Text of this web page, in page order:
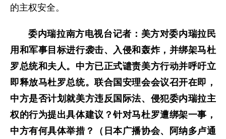
的主权安全。
委内瑞拉南方电视台记者：美方对委内瑞拉民
用和军事目标进行袭击、入侵和轰炸，并绑架马杜
罗总统和夫人。中方已正式谴责美方行动并呼吁立
即释放马杜罗总统。联合国安理会会议召开在即，
中方是否计划就美方违反国际法、侵犯委内瑞拉主
权的行为提出具体建议？针对马杜罗遭绑架一事，
中方有何具体举措？（日本广播协会、阿纳多卢通